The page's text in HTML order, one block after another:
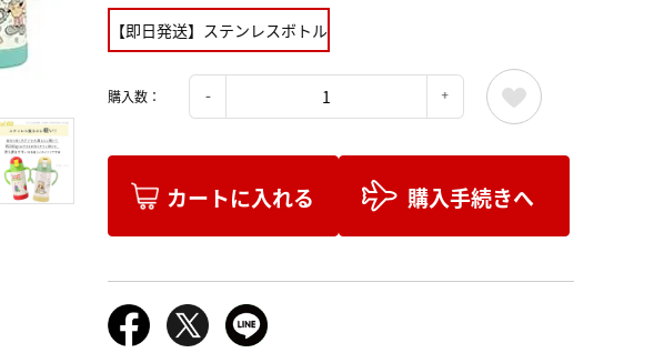
【即日発送】ステンレスボトル
購入数：
カートに入れる 購入手続きへ